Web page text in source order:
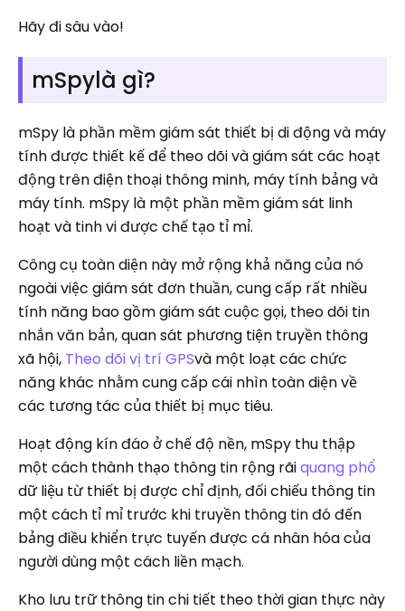
Hãy đi sâu vào!
mSpylà gì?
mSpy là phần mềm giám sát thiết bị di động và máy
tính được thiết kế để theo dõi và giám sát các hoạt
động trên điện thoại thông minh, máy tính bảng và
máy tính. mSpy là một phần mềm giám sát linh
hoạt và tinh vi được chế tạo tỉ mỉ.
Công cụ toàn diện này mở rộng khả năng của nó
ngoài việc giám sát đơn thuần, cung cấp rất nhiều
tính năng bao gồm giám sát cuộc gọi, theo dõi tin
nhắn văn bản, quan sát phương tiện truyền thông
xã hội, Theo dõi vị trí GPSvà một loạt các chức
năng khác nhằm cung cấp cái nhìn toàn diện về
các tương tác của thiết bị mục tiêu.
Hoạt động kín đáo ở chế độ nền, mSpy thu thập
một cách thành thạo thông tin rộng rãiquang phổ
dữ liệu từ thiết bị được chỉ định, đối chiếu thông tin
một cách tỉ mỉ trước khi truyền thông tin đó đến
bảng điều khiển trực tuyến được cá nhân hóa của
người dùng một cách liền mạch.
Kho lưu trữ thông tin chi tiết theo thời gian thực này